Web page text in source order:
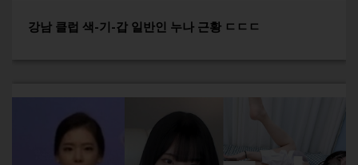
강남 클럽 색-기-갑 일반인 누나 근황 ㄷㄷㄷ